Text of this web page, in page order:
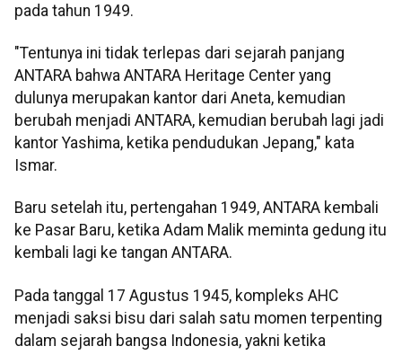
pada tahun 1949.
"Tentunya ini tidak terlepas dari sejarah panjang
ANTARA bahwa ANTARA Heritage Center yang
dulunya merupakan kantor dari Aneta, kemudian
berubah menjadi ANTARA, kemudian berubah lagi jadi
kantor Yashima, ketika pendudukan Jepang," kata
Ismar.
Baru setelah itu, pertengahan 1949, ANTARA kembali
ke Pasar Baru, ketika Adam Malik meminta gedung itu
kembali lagi ke tangan ANTARA.
Pada tanggal 17 Agustus 1945, kompleks AHC
menjadi saksi bisu dari salah satu momen terpenting
dalam sejarah bangsa Indonesia, yakni ketika